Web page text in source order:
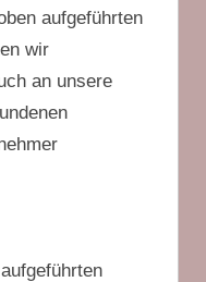
aufgeführten
wir
an unsere